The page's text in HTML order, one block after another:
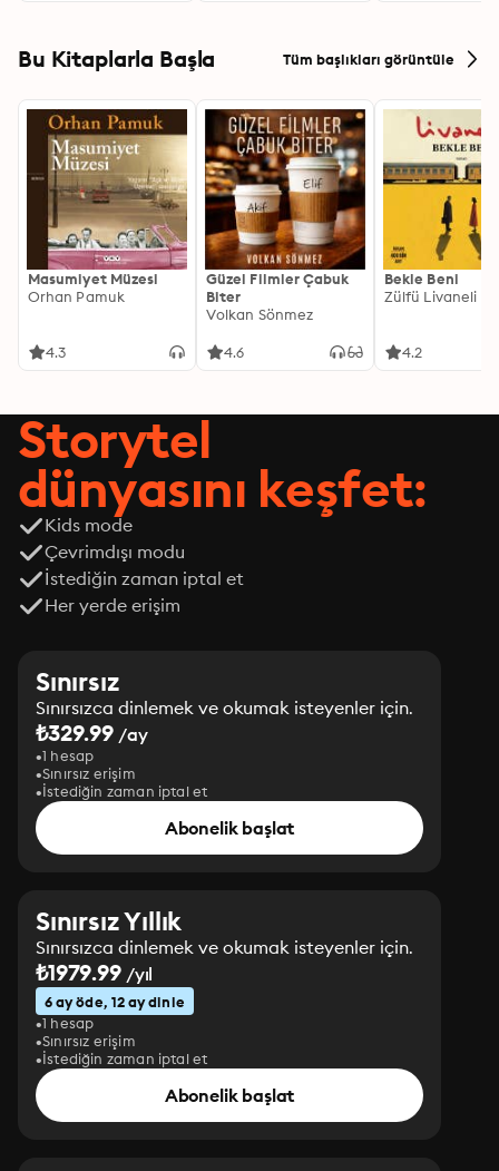
Bu Kitaplarla Başla Tüm başlıkları görüntüle
Masumiyet Müzesi
Orhan Pamuk
4.3
Güzel Filmler Çabuk
Biter
Volkan Sönmez
4.6
Bekle Beni
Zülfü Livaneli
4.2
Storytel
dünyasını keşfet:
Kids mode
Çevrimdışı modu
İstediğin zaman iptal et
Her yerde erişim
Sınırsız
Sınırsızca dinlemek ve okumak isteyenler için.
₺329.99 /ay
1 hesap
Sınırsız erişim
İstediğin zaman iptal et
Abonelik başlat
Sınırsız Yıllık
Sınırsızca dinlemek ve okumak isteyenler için.
₺1979.99/yıl
6 ay öde, 12 ay dinle
1 hesap
Sınırsız erişim
İstediğin zaman iptal et
Abonelik başlat